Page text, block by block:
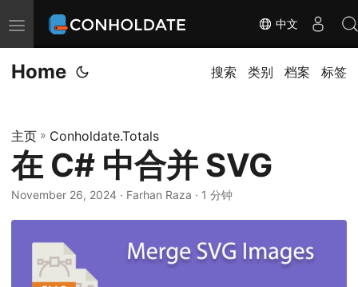
切
换
导
中文
Home 搜索 类别 档案 标签
主页 » Conholdate.Totals
在 C# 中合并 SVG
November 26, 2024 ‎ · Farhan Raza · 1 分钟